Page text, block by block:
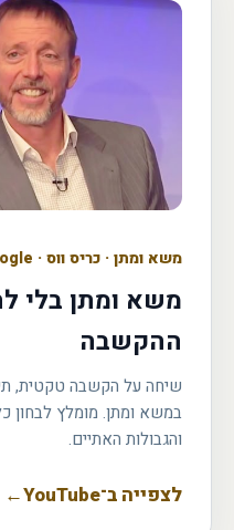
משא ומתן· כריס ווס · Talks at Google
משא ומתן בלי
ההקשבה
שיחה על הקשבה טקטית,
במשא ומתן. מומלץ לבחון
והגבולות האתיים.
לצפייה ב־YouTube ←